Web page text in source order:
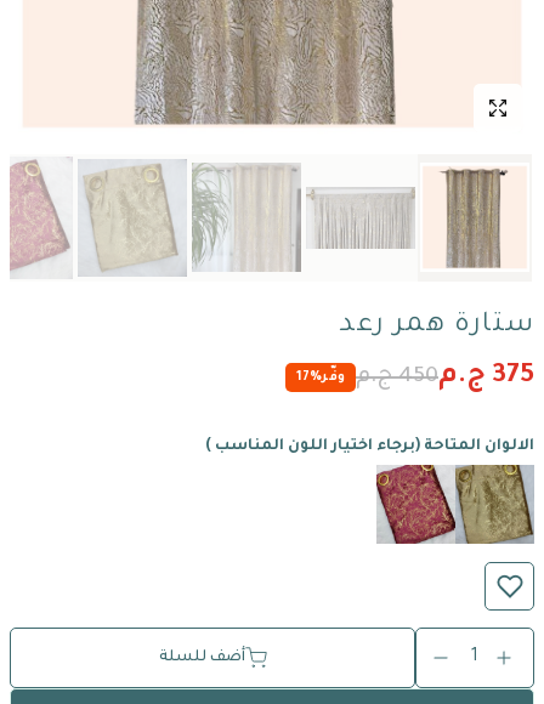
ستارة همر رعد
375 ج.م
450 ج.م وفّر17%
الالوان المتاحة (برجاء اختيار اللون المناسب )
أضف للسلة 1